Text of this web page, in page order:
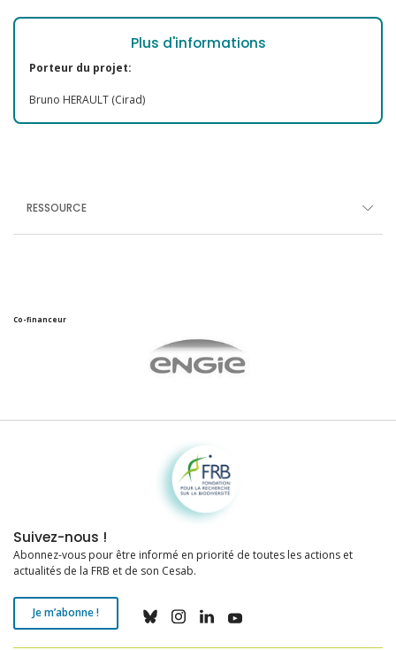
Plus d'informations
Porteur du projet:
Bruno HERAULT (Cirad)
RESSOURCE
Co-financeur
Fondation pour la recherche sur la biodiversité
Suivez-nous !
Abonnez-vous pour être informé en priorité de toutes les actions et
actualités de la FRB et de son Cesab.
Je m’abonne !